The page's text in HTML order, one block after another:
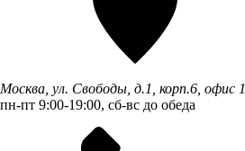
Москва, ул. Свободы, д.1, корп.6, офис 1
пн-пт 9:00-19:00, сб-вс до обеда